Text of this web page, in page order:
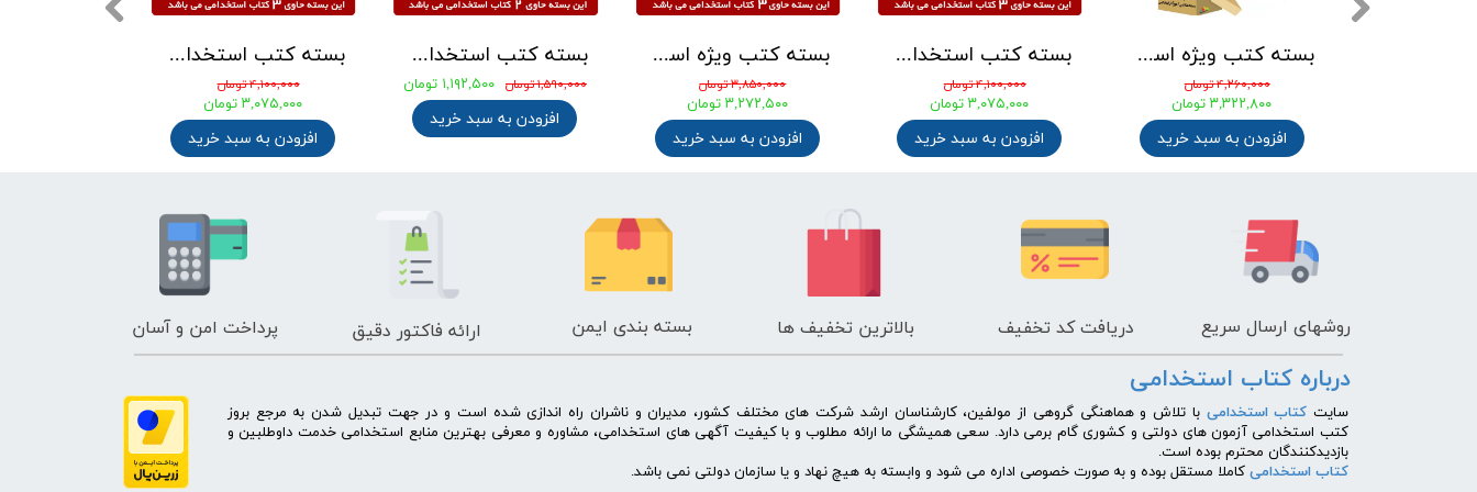
بسته کتب استخدامی دبیری معارف اسلامی ( دبیر حکمت و معارف اسلامی ) آزمون آموزش و پرورش 1405
۴,۱۰۰,۰۰۰ تومان
۳,۰۷۵,۰۰۰ تومان
افزودن به سبد خرید
بسته کتب استخدامی درس و تست مهندسی مکانیک
۱,۵۹۰,۰۰۰ تومان ۱,۱۹۲,۵۰۰ تومان
افزودن به سبد خرید
بسته کتب ویژه استخدامی آموزگار ابتدایی مدرسان شریف 1405
۳,۸۵۰,۰۰۰ تومان
۳,۲۷۲,۵۰۰ تومان
افزودن به سبد خرید
بسته کتب استخدامی دبیری هنر ( دبیر فرهنگ و هنر ) آزمون آموزش و پرورش 1405
۴,۱۰۰,۰۰۰ تومان
۳,۰۷۵,۰۰۰ تومان
افزودن به سبد خرید
بسته کتب ویژه استخدامی آموزگار ابتدایی نشر چهارخونه بر اساس آخرین تغییرات 1405
۴,۲۶۰,۰۰۰ تومان
۳,۳۲۲,۸۰۰ تومان
افزودن به سبد خرید
روشهای ارسال سریع دریافت کد تخفیف بالاترین تخفیف ها بسته بندی ایمن ارائه فاکتور دقیق پرداخت امن و آسان
درباره کتاب استخدامی
​سایت کتاب استخدامی با تلاش و هماهنگی گروهی از مولفین، کارشناسان ارشد شرکت های مختلف کشور، مدیران و ناشران راه اندازی شده است و در جهت تبدیل شدن به مرجع بروز
کتب استخدامی آزمون های دولتی و کشوری گام برمی دارد. سعی همیشگی ما ارائه مطلوب و با کیفیت آگهی های استخدامی، مشاوره و معرفی بهترین منابع استخدامی خدمت داوطلبین و
بازدیدکنندگان محترم بوده است.
کتاب استخدامی کاملا مستقل بوده و به صورت خصوصی اداره می شود و وابسته به هیچ نهاد و یا سازمان دولتی نمی باشد.